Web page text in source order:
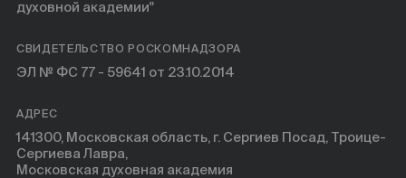
духовной академии"
СВИДЕТЕЛЬСТВО РОСКОМНАДЗОРА
ЭЛ № ФС 77 - 59641 от 23.10.2014
АДРЕС
141300, Московская область, г. Сергиев Посад, Троице-
Сергиева Лавра,
Московская духовная академия